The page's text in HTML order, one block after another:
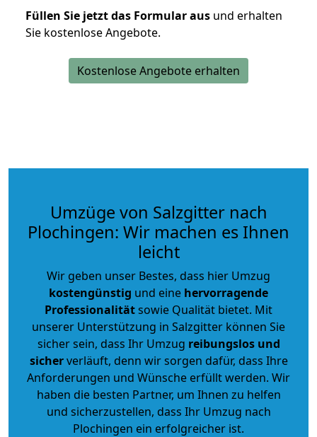
Füllen Sie jetzt das Formular aus und erhalten
Sie kostenlose Angebote.
Kostenlose Angebote erhalten
Umzüge von Salzgitter nach
Plochingen: Wir machen es Ihnen
leicht
Wir geben unser Bestes, dass hier Umzug
kostengünstig und eine hervorragende
Professionalitätsowie Qualität bietet. Mit
unserer Unterstützung in Salzgitter können Sie
sicher sein, dass Ihr Umzug reibungslos und
sicherverläuft, denn wir sorgen dafür, dass Ihre
Anforderungen und Wünsche erfüllt werden. Wir
haben die besten Partner, um Ihnen zu helfen
und sicherzustellen, dass Ihr Umzug nach
Plochingen ein erfolgreicher ist.